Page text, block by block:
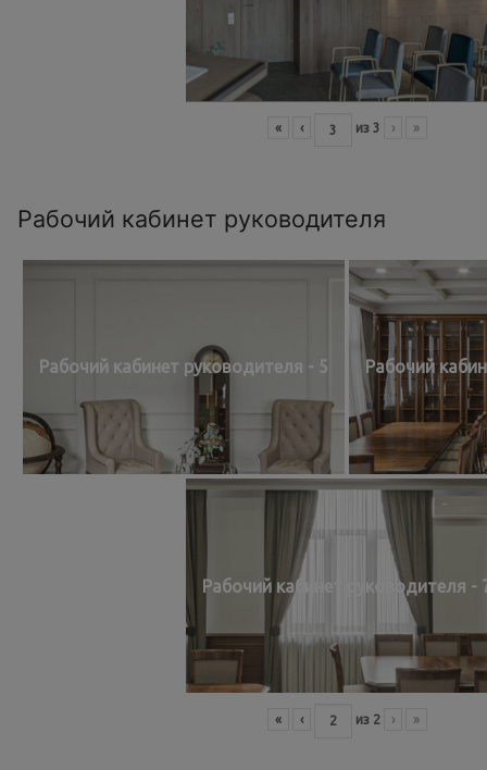
« ‹ из 3 › »
Рабочий кабинет руководителя
Рабочий кабинет руководителя - 5 Рабочий
Рабочий кабинет руководителя -
« ‹ из 2 › »